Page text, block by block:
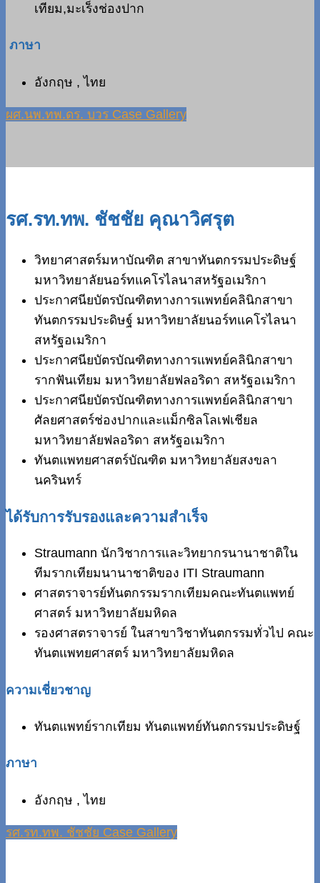
เทียม,มะเร็งช่องปาก
ภาษา
อังกฤษ , ไทย
ผศ.นพ.ทพ.ดร. บวร Case Gallery
รศ.รท.ทพ. ชัชชัย คุณาวิศรุต
วิทยาศาสตร์มหาบัณฑิต สาขาทันตกรรมประดิษฐ์
มหาวิทยาลัยนอร์ทแคโรไลนาสหรัฐอเมริกา
ประกาศนียบัตรบัณฑิตทางการแพทย์คลินิกสาขา
ทันตกรรมประดิษฐ์ มหาวิทยาลัยนอร์ทแคโรไลนา
สหรัฐอเมริกา
ประกาศนียบัตรบัณฑิตทางการแพทย์คลินิกสาขา
รากฟันเทียม มหาวิทยาลัยฟลอริดา สหรัฐอเมริกา
ประกาศนียบัตรบัณฑิตทางการแพทย์คลินิกสาขา
ศัลยศาสตร์ช่องปากและแม็กซิลโลเฟเชียล
มหาวิทยาลัยฟลอริดา สหรัฐอเมริกา
ทันตแพทยศาสตร์บัณฑิต มหาวิทยาลัยสงขลา
นครินทร์
ได้รับการรับรองและความสำเร็จ
Straumann นักวิชาการและวิทยากรนานาชาติใน
ทีมรากเทียมนานาชาติของ ITI Straumann
ศาสตราจารย์ทันตกรรมรากเทียมคณะทันตแพทย์
ศาสตร์ มหาวิทยาลัยมหิดล
รองศาสตราจารย์ ในสาขาวิชาทันตกรรมทั่วไป คณะ
ทันตแพทยศาสตร์ มหาวิทยาลัยมหิดล
ความเชี่ยวชาญ
ทันตแพทย์รากเทียม ทันตแพทย์ทันตกรรมประดิษฐ์
ภาษา
อังกฤษ , ไทย
รศ.รท.ทพ. ชัชชัย Case Gallery